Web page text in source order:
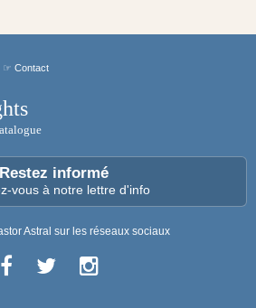
☞ Contact
Restez informé
vous à notre lettre d'info
Astral sur les réseaux sociaux